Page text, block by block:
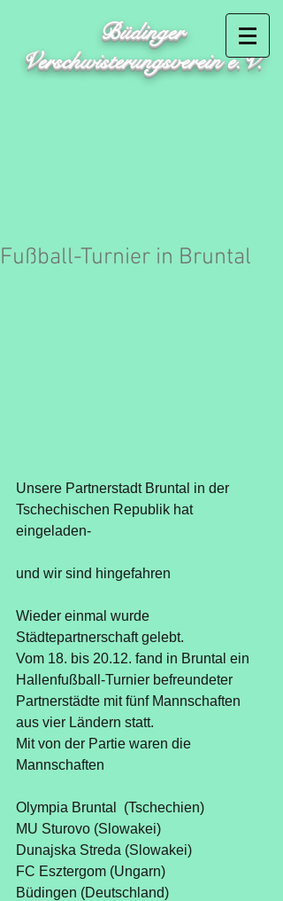
Büdinger
Verschwisterungsverein e.V.
Fußball-Turnier in Bruntal
Unsere Partnerstadt Bruntal in der
Tschechischen Republik hat
eingeladen-
und wir sind hingefahren
Wieder einmal wurde
Städtepartnerschaft gelebt.
Vom 18. bis 20.12. fand in Bruntal ein
Hallenfußball-Turnier befreundeter
Partnerstädte mit fünf Mannschaften
aus vier Ländern statt.
Mit von der Partie waren die
Mannschaften
Olympia Bruntal  (Tschechien)
MU Sturovo (Slowakei)
Dunajska Streda (Slowakei)
FC Esztergom (Ungarn)
Büdingen (Deutschland)